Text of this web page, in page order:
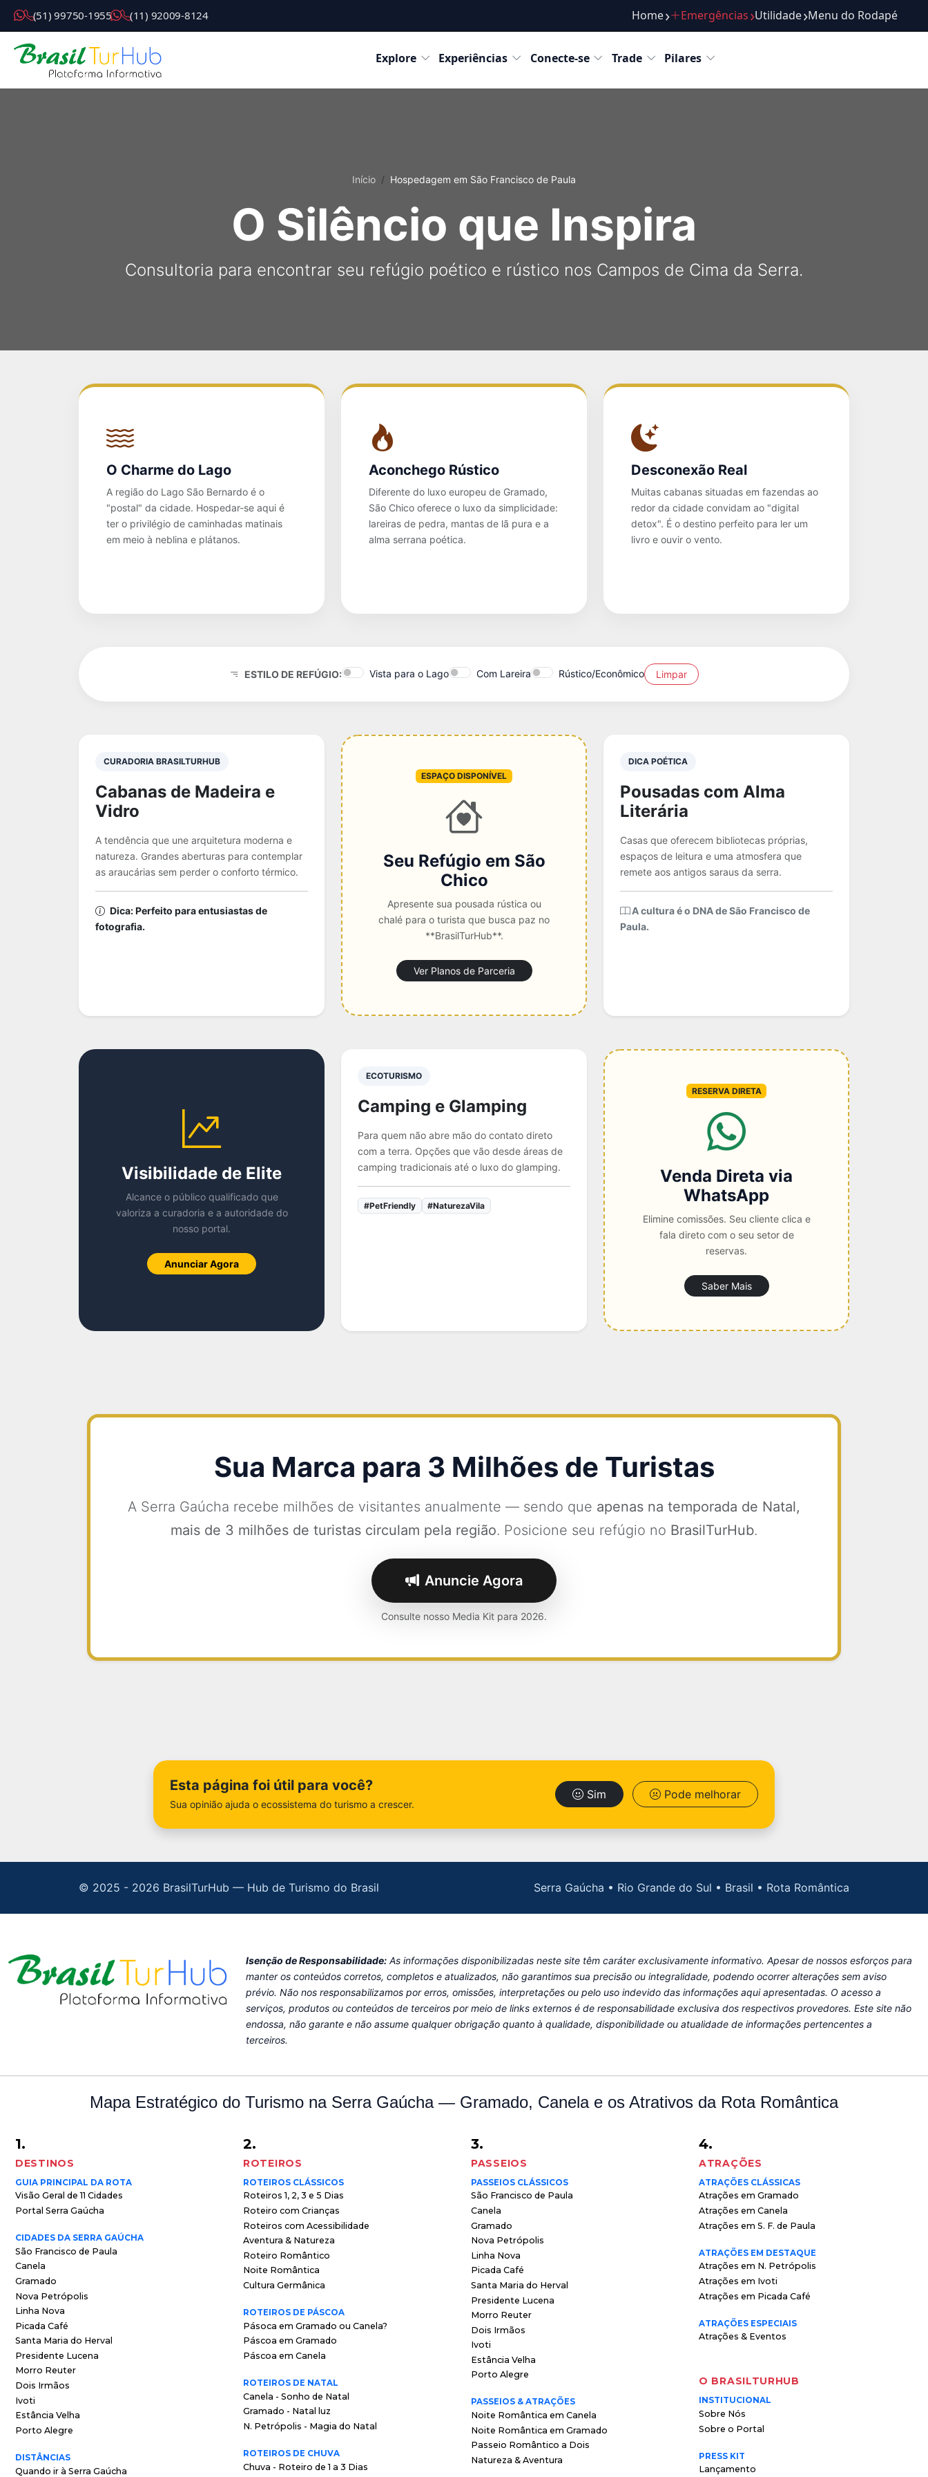
( 5 1 ) 9 9 7 5 0 - 1 9 5 5 ( 1 1 ) 9 2 0 0 9 - 8 1 2 4 Home Emergências Utilidade Menu do Rodapé
Explore Experiências Conecte-se Trade Pilares
Destinos Roteiros Passeios
Início Hospedagem em São Francisco de Paula
O Silêncio que Inspira
Consultoria para encontrar seu refúgio poético e rústico nos Campos de Cima da Serra.
O Charme do Lago
A região do Lago São Bernardo é o
"postal" da cidade. Hospedar-se aqui é
ter o privilégio de caminhadas matinais
em meio à neblina e plátanos.
Aconchego Rústico
Diferente do luxo europeu de Gramado,
São Chico oferece o luxo da simplicidade:
lareiras de pedra, mantas de lã pura e a
alma serrana poética.
Desconexão Real
Muitas cabanas situadas em fazendas ao
redor da cidade convidam ao "digital
detox". É o destino perfeito para ler um
livro e ouvir o vento.
ESTILO DE REFÚGIO: Vista para o Lago Com Lareira Rústico/Econômico Limpar
CURADORIA BRASILTURHUB
Cabanas de Madeira e
Vidro
A tendência que une arquitetura moderna e
natureza. Grandes aberturas para contemplar
as araucárias sem perder o conforto térmico.
Dica: Perfeito para entusiastas de
fotografia.
ESPAÇO DISPONÍVEL
Seu Refúgio em São
Chico
Apresente sua pousada rústica ou
chalé para o turista que busca paz no
**BrasilTurHub**.
Ver Planos de Parceria
DICA POÉTICA
Pousadas com Alma
Literária
Casas que oferecem bibliotecas próprias,
espaços de leitura e uma atmosfera que
remete aos antigos saraus da serra.
A cultura é o DNA de São Francisco de
Paula.
Visibilidade de Elite
Alcance o público qualificado que
valoriza a curadoria e a autoridade do
nosso portal.
Anunciar Agora
ECOTURISMO
Camping e Glamping
Para quem não abre mão do contato direto
com a terra. Opções que vão desde áreas de
camping tradicionais até o luxo do glamping.
#PetFriendly #NaturezaVila
RESERVA DIRETA
Venda Direta via
WhatsApp
Elimine comissões. Seu cliente clica e
fala direto com o seu setor de
reservas.
Saber Mais
Sua Marca para 3 Milhões de Turistas
A Serra Gaúcha recebe milhões de visitantes anualmente — sendo que apenas na temporada de Natal,
mais de 3 milhões de turistas circulam pela região. Posicione seu refúgio no BrasilTurHub.
Anuncie Agora
Consulte nosso Media Kit para 2026.
Esta página foi útil para você?
Sua opinião ajuda o ecossistema do turismo a crescer.
Sim Pode melhorar
© 2025 - 2026 BrasilTurHub — Hub de Turismo do Brasil Serra Gaúcha • Rio Grande do Sul • Brasil • Rota Romântica
Isenção de Responsabilidade: As informações disponibilizadas neste site têm caráter exclusivamente informativo. Apesar de nossos esforços para
manter os conteúdos corretos, completos e atualizados, não garantimos sua precisão ou integralidade, podendo ocorrer alterações sem aviso
prévio. Não nos responsabilizamos por erros, omissões, interpretações ou pelo uso indevido das informações aqui apresentadas. O acesso a
serviços, produtos ou conteúdos de terceiros por meio de links externos é de responsabilidade exclusiva dos respectivos provedores. Este site não
endossa, não garante e não assume qualquer obrigação quanto à qualidade, disponibilidade ou atualidade de informações pertencentes a
terceiros.
Mapa Estratégico do Turismo na Serra Gaúcha — Gramado, Canela e os Atrativos da Rota Romântica
1.
DESTINOS
GUIA PRINCIPAL DA ROTA
Visão Geral de 11 Cidades
Portal Serra Gaúcha
CIDADES DA SERRA GAÚCHA
São Francisco de Paula
Canela
Gramado
Nova Petrópolis
Linha Nova
Picada Café
Santa Maria do Herval
Presidente Lucena
Morro Reuter
Dois Irmãos
Ivoti
Estância Velha
Porto Alegre
DISTÂNCIAS
Quando ir à Serra Gaúcha
2.
ROTEIROS
ROTEIROS CLÁSSICOS
Roteiros 1, 2, 3 e 5 Dias
Roteiro com Crianças
Roteiros com Acessibilidade
Aventura & Natureza
Roteiro Romântico
Noite Romântica
Cultura Germânica
ROTEIROS DE PÁSCOA
Pásoca em Gramado ou Canela?
Páscoa em Gramado
Páscoa em Canela
ROTEIROS DE NATAL
Canela - Sonho de Natal
Gramado - Natal luz
N. Petrópolis - Magia do Natal
ROTEIROS DE CHUVA
Chuva - Roteiro de 1 a 3 Dias
3.
PASSEIOS
PASSEIOS CLÁSSICOS
São Francisco de Paula
Canela
Gramado
Nova Petrópolis
Linha Nova
Picada Café
Santa Maria do Herval
Presidente Lucena
Morro Reuter
Dois Irmãos
Ivoti
Estância Velha
Porto Alegre
PASSEIOS & ATRAÇÕES
Noite Romântica em Canela
Noite Romântica em Gramado
Passeio Romântico a Dois
Natureza & Aventura
4.
ATRAÇÕES
ATRAÇÕES CLÁSSICAS
Atrações em Gramado
Atrações em Canela
Atrações em S. F. de Paula
ATRAÇÕES EM DESTAQUE
Atrações em N. Petrópolis
Atrações em Ivoti
Atrações em Picada Café
ATRAÇÕES ESPECIAIS
Atrações & Eventos
O BRASILTURHUB
INSTITUCIONAL
Sobre Nós
Sobre o Portal
PRESS KIT
Lançamento